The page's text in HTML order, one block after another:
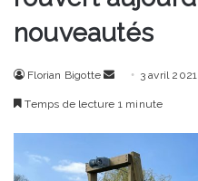
nouveautés
Florian Bigotte
Envoyer3 avril 2021
Temps de lecture 1 minute